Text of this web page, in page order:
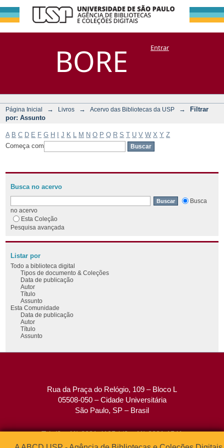
BORE
Filtrar por:
Assunto
DSpace/Manakin + CoriscoEntrar
Página Inicial → Livros → Acervo das Bibliotecas da USP →
Filtrar
por: Assunto
A B C D E F G H J K M N O P Q R S T U V W X Y Z
Começa com
Busca no acervo
Busca
no acervo
Esta Coleção
Pesquisa avançada
Listar por
Todo a biblioteca digital
Tipos de documento & Coleções
Data de publicação
Autor
Título
Assunto
Esta Comunidade
Data de publicação
Autor
Título
Assunto
Rua da Praça do Relógio, 109 – Bloco L
05508-050 – Cidade Universitária
São Paulo, SP – Brasil
Tel: (0xx11) 3091-4195 / (0xx11) 3091-1541
Fax: (0xx11) 3091-1567